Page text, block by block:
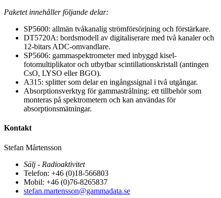
Paketet innehåller följande delar:
SP5600: allmän tvåkanalig strömförsörjning och förstärkare.
DT5720A: bordsmodell av digitaliserare med två kanaler och
12-bitars ADC-omvandlare.
SP5606: gammaspektrometer med inbyggd kisel-
fotomultiplikator och utbytbar scintillationskristall (antingen
CsO, LYSO eller BGO).
A315: splitter som delar en ingångssignal i två utgångar.
Absorptionsverktyg för gammastrålning: ett tillbehör som
monteras på spektrometern och kan användas för
absorptionsmätningar.
Kontakt
Stefan Mårtensson
Sälj - Radioaktivitet
Telefon: +46 (0)18-566803
Mobil: +46 (0)76-8265837
stefan.martensson@gammadata.se